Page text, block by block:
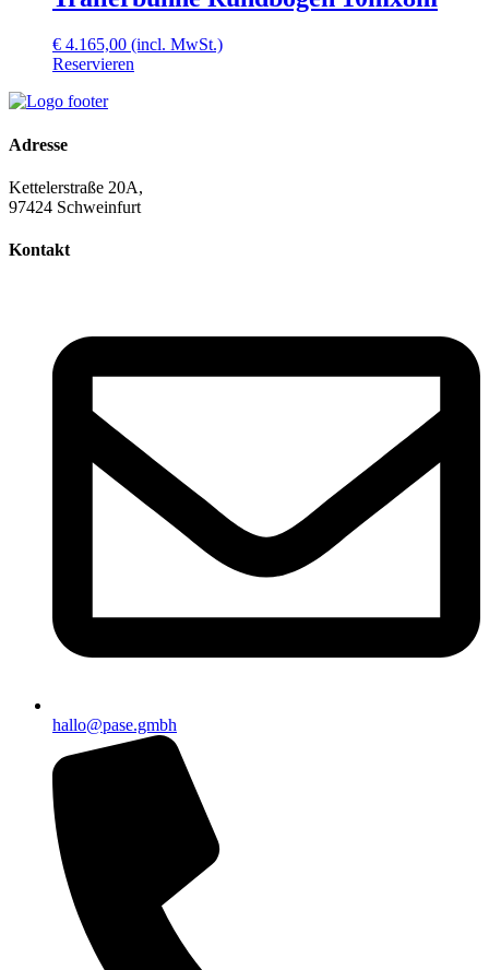
€ 4.165,00 (incl. MwSt.)
Reservieren
Adresse
Kettelerstraße 20A,
97424 Schweinfurt
Kontakt
hallo@pase.gmbh